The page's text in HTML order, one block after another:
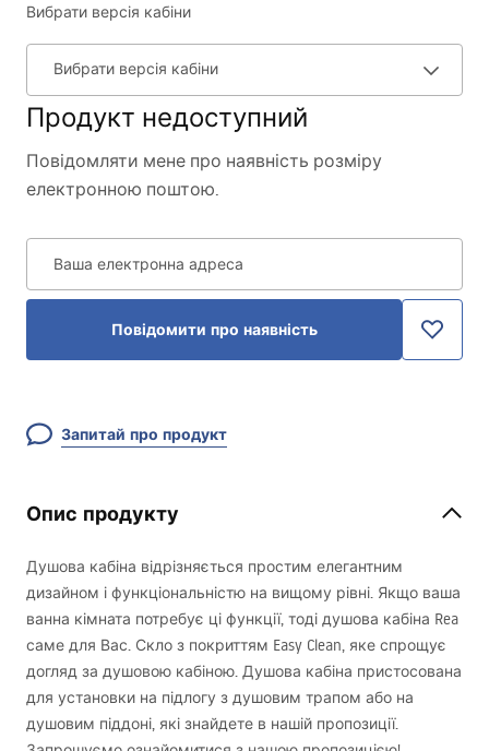
Вибрати версія кабіни
Вибрати версія кабіни
Продукт недоступний
Повідомляти мене про наявність розміру
електронною поштою.
Ваша електронна адреса
Повідомити про наявність
Запитай про продукт
Опис продукту
Душова кабіна відрізняється простим елегантним
дизайном і функціональністю на вищому рівні. Якщо ваша
ванна кімната потребує ці функції, тоді душова кабіна Rea
саме для Вас. Скло з покриттям Easy Clean, яке спрощує
догляд за душовою кабіною. Душова кабіна пристосована
для установки на підлогу з душовим трапом або на
душовим піддоні, які знайдете в нашій пропозиції.